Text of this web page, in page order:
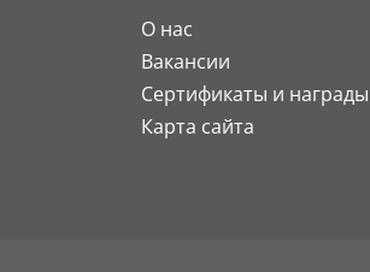
О нас
Вакансии
Сертификаты и награды
Карта сайта